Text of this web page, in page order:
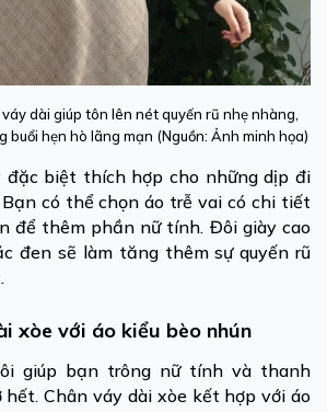
dài giúp tôn lên nét quyến rũ nhẹ nhàng,
buổi hẹn hò lãng mạn (Nguồn: Ảnh minh họa)
đặc biệt thích hợp cho những dịp đi
có thể chọn áo trễ vai có chi tiết
để thêm phần nữ tính. Đôi giày cao
đen sẽ làm tăng thêm sự quyến rũ
xòe với áo kiểu bèo nhún
giúp bạn trông nữ tính và thanh
Chân váy dài xòe kết hợp với áo